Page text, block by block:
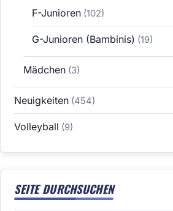
F-Junioren (102)
G-Junioren (Bambinis) (19)
Mädchen(3)
Neuigkeiten (454)
Volleyball (9)
SEITE DURCHSUCHEN